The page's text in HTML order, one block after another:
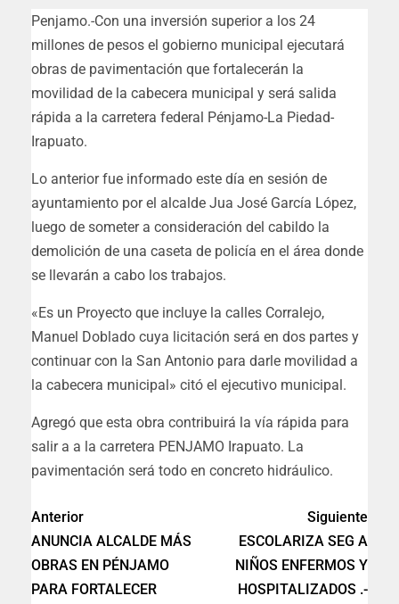
Penjamo.-Con una inversión superior a los 24
millones de pesos el gobierno municipal ejecutará
obras de pavimentación que fortalecerán la
movilidad de la cabecera municipal y será salida
rápida a la carretera federal Pénjamo-La Piedad-
Irapuato.
Lo anterior fue informado este día en sesión de
ayuntamiento por el alcalde Jua José García López,
luego de someter a consideración del cabildo la
demolición de una caseta de policía en el área donde
se llevarán a cabo los trabajos.
«Es un Proyecto que incluye la calles Corralejo,
Manuel Doblado cuya licitación será en dos partes y
continuar con la San Antonio para darle movilidad a
la cabecera municipal» citó el ejecutivo municipal.
Agregó que esta obra contribuirá la vía rápida para
salir a a la carretera PENJAMO Irapuato. La
pavimentación será todo en concreto hidráulico.
Anterior
ANUNCIA ALCALDE MÁS
OBRAS EN PÉNJAMO
PARA FORTALECER
Siguiente
ESCOLARIZA SEG A
NIÑOS ENFERMOS Y
HOSPITALIZADOS .-